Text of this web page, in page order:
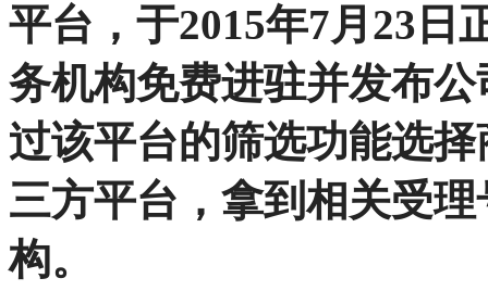
平台，于2015年7月23日
务机构免费进驻并发布
过该平台的筛选功能选
三方平台，拿到相关受
构。